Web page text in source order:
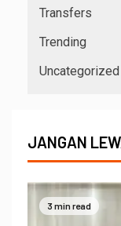
Transfers
Trending
Uncategorized
JANGAN
3 min read